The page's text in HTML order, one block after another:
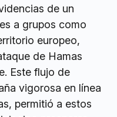
de un
a grupos como
europeo,
de Hamas
Este flujo de
vigorosa en línea
permitió a estos